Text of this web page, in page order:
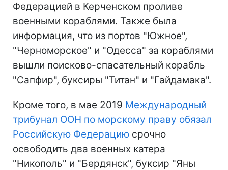
Федерацией в Керченском проливе
военными кораблями. Также была
информация, что из портов "Южное",
"Черноморское" и "Одесса" за кораблями
вышли поисково-спасательный корабль
"Сапфир", буксиры "Титан" и "Гайдамака".
Кроме того, в мае 2019 Международный
трибунал ООН по морскому праву обязал
Российскую Федерацию срочно
освободить два военных катера
"Никополь" и "Бердянск", буксир "Яны